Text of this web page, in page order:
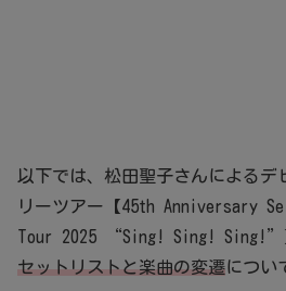
以下では、松田聖子さんによるデ
リーツアー【45th Anniversary
Tour 2025 “Sing! Sing! Sing!”
セットリストと楽曲の変遷につい